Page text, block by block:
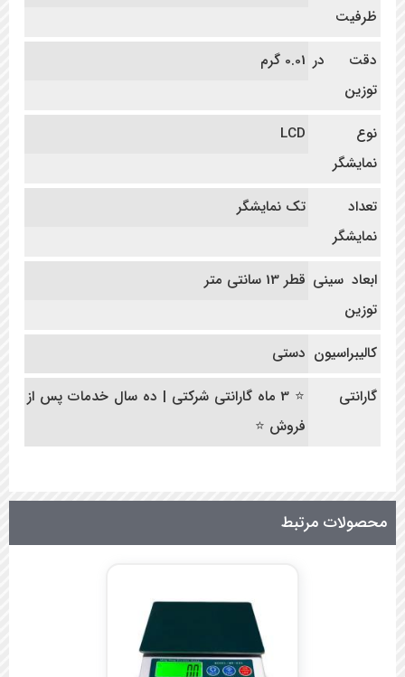
ظرفیت
دقت در
توزین
0.01 گرم
نوع
نمایشگر
LCD
تعداد
نمایشگر
تک نمایشگر
ابعاد سینی
توزین
قطر 13 سانتی متر
کالیبراسیون دستی
گارانتی
⭐ 3 ماه گارانتی شرکتی | ده سال خدمات پس از
فروش ⭐
محصولات مرتبط